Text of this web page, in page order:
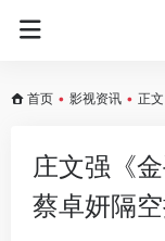
首页 • 影视资讯 • 正文
庄文强《
蔡卓妍隔